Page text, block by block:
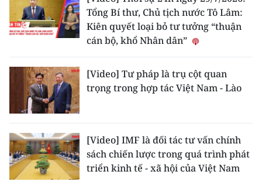
Tổng Bí thư, Chủ tịch nước Tô Lâm:
Kiên quyết loại bỏ tư tưởng “thuận
cán bộ, khổ Nhân dân”
[Video] Tư pháp là trụ cột quan
trọng trong hợp tác Việt Nam - Lào
[Video] IMF là đối tác tư vấn chính
sách chiến lược trong quá trình phát
triển kinh tế - xã hội của Việt Nam